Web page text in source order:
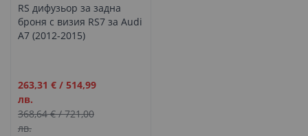
RS дифузьор за задна
броня с визия RS7 за Audi
A7 (2012-2015)
Промо
цена
263,31 € / 514,99
лв.
368,64 €/721,00
лв.